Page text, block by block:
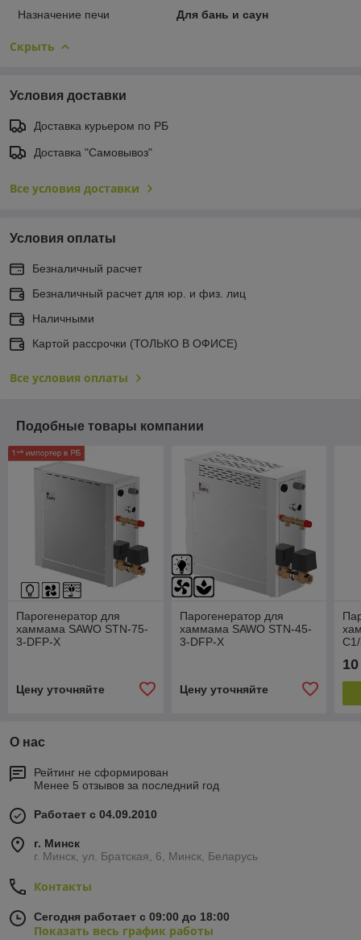
Назначение печи Для бань и саун
Скрыть
Условия доставки
Доставка курьером по РБ
Доставка "Самовывоз"
Все условия доставки
Условия оплаты
Безналичный расчет
Безналичный расчет для юр. и физ. лиц
Наличными
Картой рассрочки (ТОЛЬКО В ОФИСЕ)
Все условия оплаты
Подобные товары компании
Парогенератор для
хаммама SAWO STN-75-
3-DFP-X
Цену уточняйте
Парогенератор для
хаммама SAWO STN-45-
3-DFP-X
Цену уточняйте
О нас
Рейтинг не сформирован
Менее 5 отзывов за последний год
Работает с 04.09.2010
г. Минск
г. Минск, ул. Братская, 6, Минск, Беларусь
Контакты
Сегодня работает с 09:00 до 18:00
Показать весь график работы